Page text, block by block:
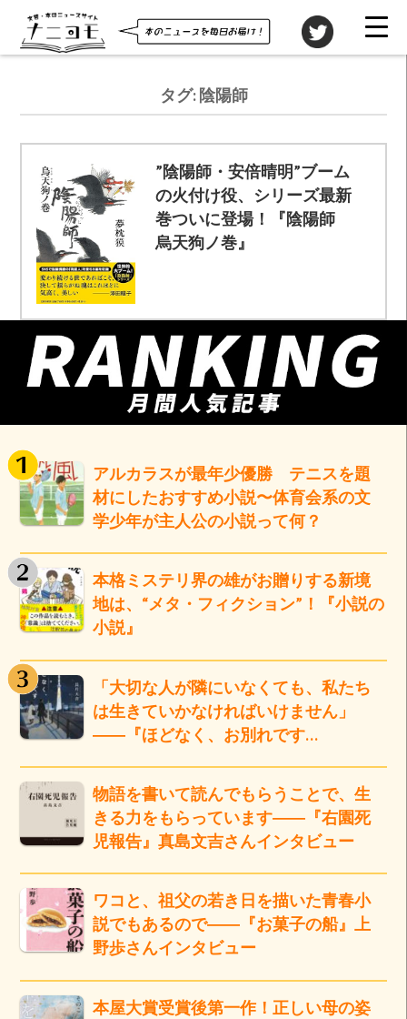
タグ:陰陽師
”陰陽師・安倍晴明”ブーム
の火付け役、シリーズ最新
巻ついに登場！『陰陽師
烏天狗ノ巻』
アルカラスが最年少優勝 テニスを題
材にしたおすすめ小説〜体育会系の文
学少年が主人公の小説って何？
本格ミステリ界の雄がお贈りする新境
地は、“メタ・フィクション”！『小説の
小説』
「大切な人が隣にいなくても、私たち
は生きていかなければいけません」
――『ほどなく、お別れです…
物語を書いて読んでもらうことで、生
きる力をもらっています――『右園死
児報告』真島文吉さんインタビュー
ワコと、祖父の若き日を描いた青春小
説でもあるので――『お菓子の船』上
野歩さんインタビュー
本屋大賞受賞後第一作！正しい母の姿